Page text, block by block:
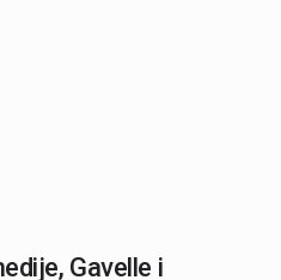
Gavelle i